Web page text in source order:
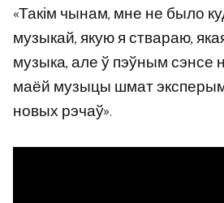
«Такім чынам, мне не было
музыкай, якую я ствараю,
музыка, але ў пэўным сэнсе
маёй музыцы шмат
новых рэчаў».